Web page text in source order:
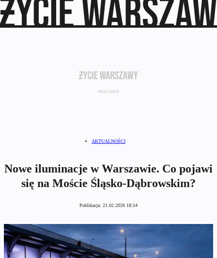
AKTUALNOŚCI
Nowe iluminacje w Warszawie. Co pojawi
się na Moście Śląsko-Dąbrowskim?
Publikacja: 21.02.2026 18:54